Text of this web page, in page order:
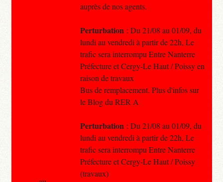
auprès de nos agents.
Perturbation : Du 21/08 au 01/09, du
lundi au vendredi à partir de 22h, Le
trafic sera interrompu Entre Nanterre
Préfecture et Cergy-Le Haut / Poissy en
raison de travaux
Bus de remplacement. Plus d'infos sur
le Blog du RER A
Perturbation : Du 21/08 au 01/09, du
lundi au vendredi à partir de 22h, Le
trafic sera interrompu Entre Nanterre
Préfecture et Cergy-Le Haut / Poissy
(travaux)